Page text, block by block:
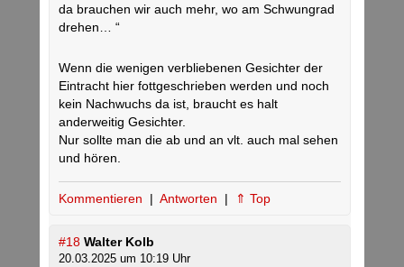
da brauchen wir auch mehr, wo am Schwungrad
drehen… “
Wenn die wenigen verbliebenen Gesichter der
Eintracht hier fottgeschrieben werden und noch
kein Nachwuchs da ist, braucht es halt
anderweitig Gesichter.
Nur sollte man die ab und an vlt. auch mal sehen
und hören.
Kommentieren | Antworten | ⇑ Top
#18 Walter Kolb
20.03.2025 um 10:19 Uhr